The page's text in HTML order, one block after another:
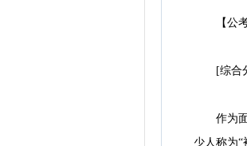
【公考
[综合
作为面
少人称为